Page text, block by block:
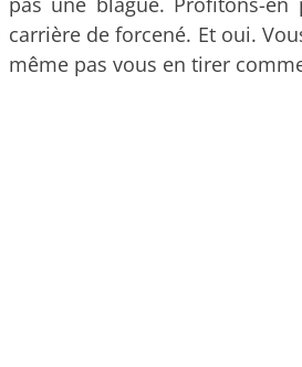
carrière de forcené. Et oui.
même pas vous en tirer